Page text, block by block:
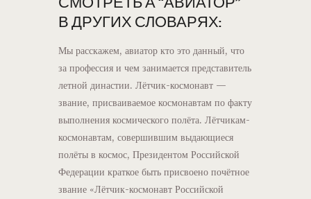
В ДРУГИХ СЛОВАРЯХ:
Мы расскажем, авиатор кто это данный, что
за профессия и чем занимается представитель
летной династии. Лётчик-космонавт —
звание, присваиваемое космонавтам по факту
выполнения космического полёта. Лётчикам-
космонавтам, совершившим выдающиеся
полёты в космос, Президентом Российской
Федерации краткое быть присвоено почётное
звание «Лётчик-космонавт Российской